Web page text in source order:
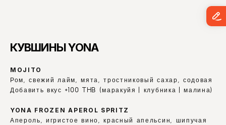
КУВШИНЫ YONA
MOJITO
Ром, свежий лайм, мята, тростниковый сахар, содовая
Добавить вкус +100 THB (маракуйя | клубника | малина)
YONA FROZEN APEROL SPRITZ
Апероль, игристое вино, красный апельсин, шипучая